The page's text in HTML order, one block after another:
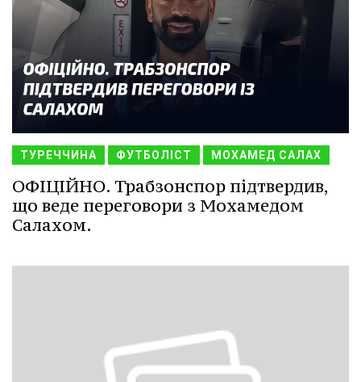
ТУРЕЧЧИНА ФУТБОЛІСТ МОХАМЕД САЛАХ
ОФІЦІЙНО. Трабзонспор підтвердив,
що веде переговори з Мохамедом
Салахом.